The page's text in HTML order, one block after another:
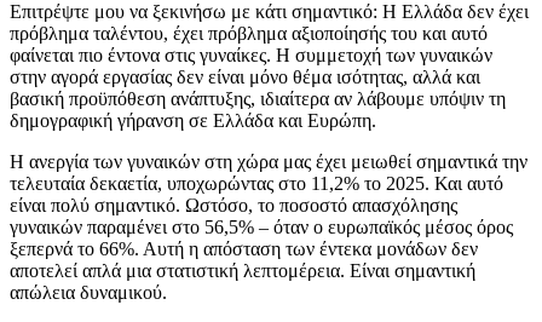
Επιτρέψτε μου να ξεκινήσω με κάτι σημαντικό: Η Ελλάδα δεν έχει
πρόβλημα ταλέντου, έχει πρόβλημα αξιοποίησής του και αυτό
φαίνεται πιο έντονα στις γυναίκες. Η συμμετοχή των γυναικών
στην αγορά εργασίας δεν είναι μόνο θέμα ισότητας, αλλά και
βασική προϋπόθεση ανάπτυξης, ιδιαίτερα αν λάβουμε υπόψιν τη
δημογραφική γήρανση σε Ελλάδα και Ευρώπη.
Η ανεργία των γυναικών στη χώρα μας έχει μειωθεί σημαντικά την
τελευταία δεκαετία, υποχωρώντας στο 11,2% το 2025. Και αυτό
είναι πολύ σημαντικό. Ωστόσο, το ποσοστό απασχόλησης
γυναικών παραμένει στο 56,5% – όταν ο ευρωπαϊκός μέσος όρος
ξεπερνά το 66%. Αυτή η απόσταση των έντεκα μονάδων δεν
αποτελεί απλά μια στατιστική λεπτομέρεια. Είναι σημαντική
απώλεια δυναμικού.